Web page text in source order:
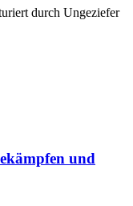
durch Ungeziefer
und